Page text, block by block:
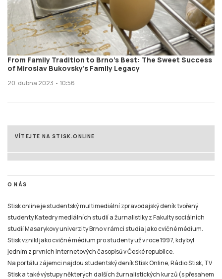
From Family Tradition to Brno’s Best: The Sweet Success
of Miroslav Bukovsky’s Family Legacy
20. dubna 2023 • 10:56
VÍTEJTE NA STISK.ONLINE
O NÁS
Stisk online je studentský multimediální zpravodajský deník tvořený
studenty Katedry mediálních studií a žurnalistiky z Fakulty sociálních
studií Masarykovy univerzity Brno v rámci studia jako cvičné médium.
Stisk vznikl jako cvičné médium pro studenty už v roce 1997, kdy byl
jedním z prvních internetových časopisů v České republice.
Na portálu zájemci najdou studentský deník Stisk Online, Rádio Stisk, TV
Stisk a také výstupy některých dalších žurnalistických kurzů (s přesahem